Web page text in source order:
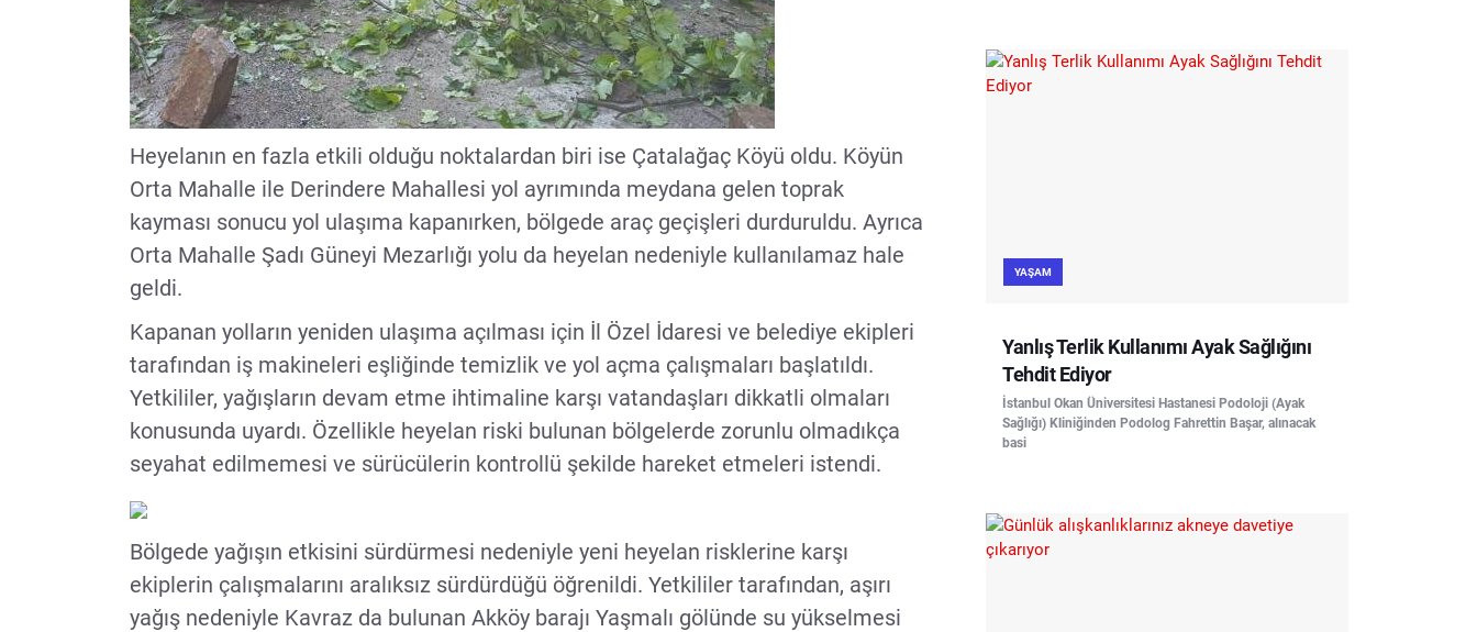
Heyelanın en fazla etkili olduğu noktalardan biri ise Çatalağaç Köyü oldu. Köyün
Orta Mahalle ile Derindere Mahallesi yol ayrımında meydana gelen toprak
kayması sonucu yol ulaşıma kapanırken, bölgede araç geçişleri durduruldu. Ayrıca
Orta Mahalle Şadı Güneyi Mezarlığı yolu da heyelan nedeniyle kullanılamaz hale
geldi.
Kapanan yolların yeniden ulaşıma açılması için İl Özel İdaresi ve belediye ekipleri
tarafından iş makineleri eşliğinde temizlik ve yol açma çalışmaları başlatıldı.
Yetkililer, yağışların devam etme ihtimaline karşı vatandaşları dikkatli olmaları
konusunda uyardı. Özellikle heyelan riski bulunan bölgelerde zorunlu olmadıkça
seyahat edilmemesi ve sürücülerin kontrollü şekilde hareket etmeleri istendi.
Bölgede yağışın etkisini sürdürmesi nedeniyle yeni heyelan risklerine karşı
ekiplerin çalışmalarını aralıksız sürdürdüğü öğrenildi. Yetkililer tarafından, aşırı
yağış nedeniyle Kavraz da bulunan Akköy barajı Yaşmalı gölünde su yükselmesi
YAŞAM
Yanlış Terlik Kullanımı Ayak Sağlığını
Tehdit Ediyor
İstanbul Okan Üniversitesi Hastanesi Podoloji (Ayak
Sağlığı) Kliniğinden Podolog Fahrettin Başar, alınacak
basi